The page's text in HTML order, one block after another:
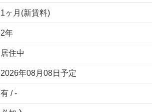
1ヶ月(新賃料)
2年
居住中
2026年08月08日予定
有 / -